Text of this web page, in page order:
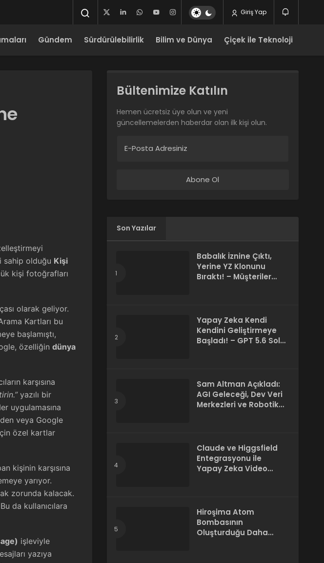
Giriş Yap
Gündem Sürdürülebilirlik Bilim ve Dünya Çiçek ile Teknoloji
sahip olduğu Kişi
kişi fotoğrafları
olarak geliyor.
Kartları bu
başlamıştı,
özelliğin dünya
karşısına
yazılı bir
uygulamasına
veya Google
özel kartlar
kişinin karşısına
yarıyor.
zorunda kalacak.
da kullanıcılara
işleviyle
yazıya
Bültenimize Katılın
Hemen ücretsiz üye olun ve yeni
güncellemelerden haberdar olan ilk kişi olun.
E-Posta Adresiniz
Son Yazılar
Babalık İznine Çıktı,
Yerine YZ Klonunu
Bıraktı! – Müşteriler
Yapay Zeka Kendi
Kendini Geliştirmeye
Başladı! – GPT 5.6 Sol
Sam Altman Açıkladı:
AGI Geleceği, Dev Veri
Merkezleri ve Robotik
Claude ve Higgsfield
Entegrasyonu ile
Yapay Zeka Video
Hiroşima Atom
Bombasının
Oluşturduğu Daha